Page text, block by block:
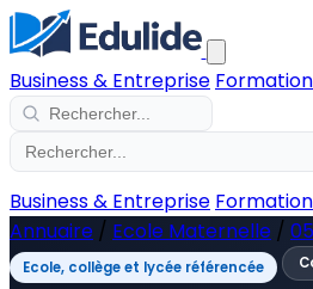
Business & Entreprise
Business & Entreprise
Annuaire / Ecole Maternelle /
Ecole, collège et lycée référencée